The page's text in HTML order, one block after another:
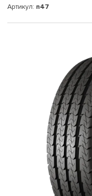
Артикул: n47